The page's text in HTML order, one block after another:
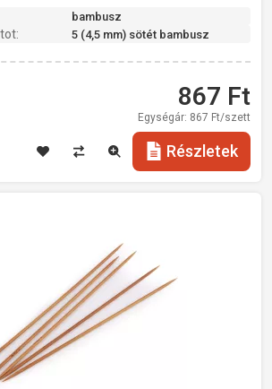
bambusz
5 (4,5 mm) sötét bambusz
867 Ft
Egységár: 867 Ft/szett
Részletek